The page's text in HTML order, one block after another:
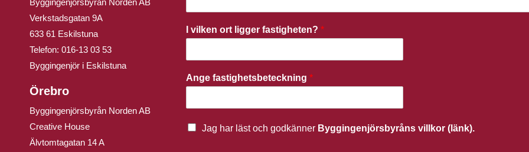
Verkstadsgatan 9A
633 61 Eskilstuna
Telefon: 016-13 03 53
Byggingenjör i Eskilstuna
Örebro
Byggingenjörsbyrån Norden AB
Creative House
Älvtomtagatan 14 A
I vilken ort ligger fastigheten?*
Ange fastighetsbeteckning*
Jag har läst och godkänner Byggingenjörsbyråns villkor (länk).